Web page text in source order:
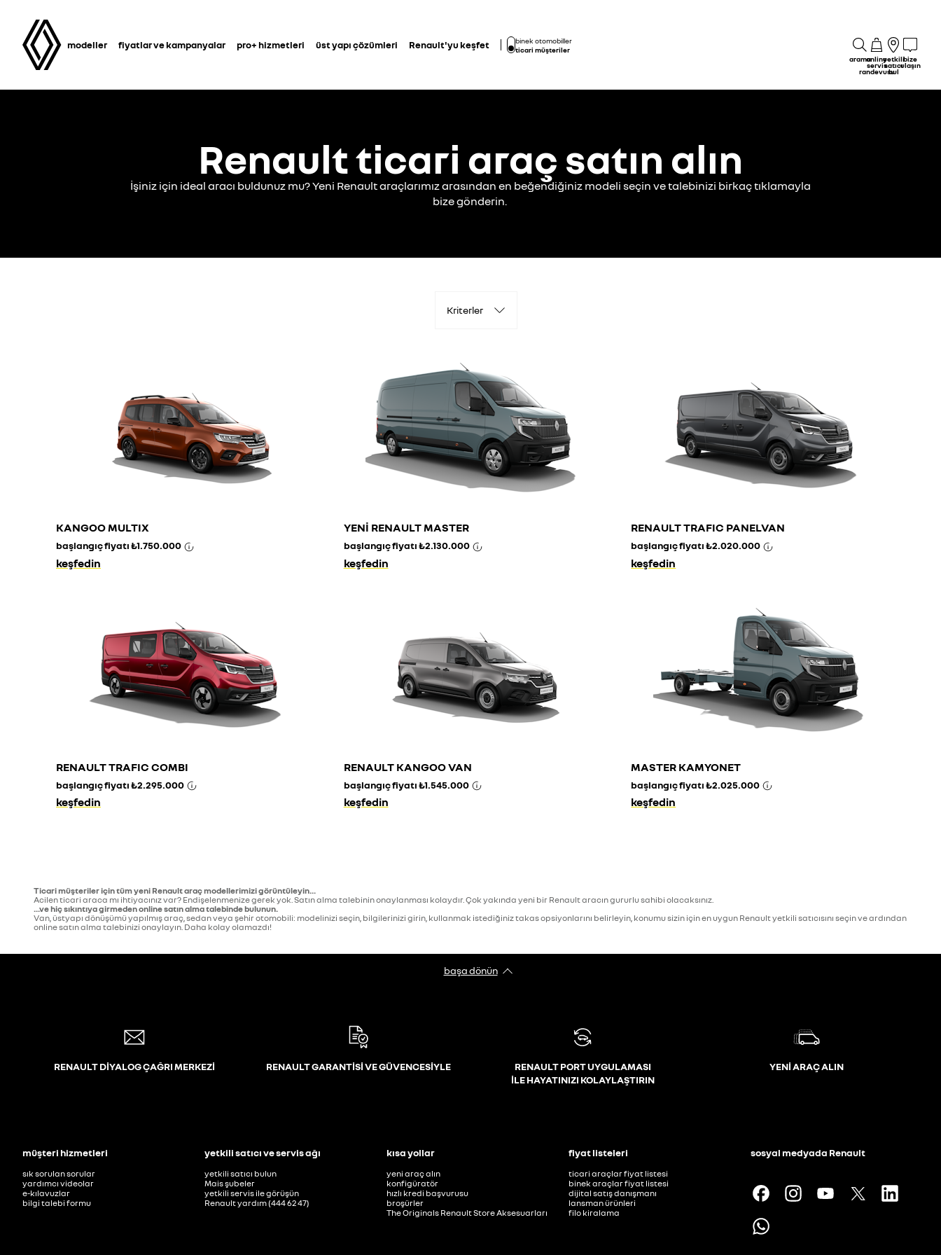
modeller fiyatlar ve kampanyalar pro+ hizmetleri üst yapı çözümleri Renault'yu keşfet
binek otomobiller
ticari müşteriler
aramaonline
servis
randevusu
yetkili
satıcı
bul
bize
ulaşın
Renault ticari araç satın alın
İşiniz için ideal aracı buldunuz mu? Yeni Renault araçlarımız arasından en beğendiğiniz modeli seçin ve talebinizi birkaç tıklamayla
bize gönderin.
Kriterler
KANGOO MULTIX
başlangıç fiyatı₺1.750.000
keşfedin
YENİ RENAULT MASTER
başlangıç fiyatı₺2.130.000
keşfedin
RENAULT TRAFIC PANELVAN
başlangıç fiyatı₺2.020.000
keşfedin
RENAULT TRAFIC COMBI
başlangıç fiyatı₺2.295.000
keşfedin
RENAULT KANGOO VAN
başlangıç fiyatı₺1.545.000
keşfedin
MASTER KAMYONET
başlangıç fiyatı₺2.025.000
keşfedin
Ticari müşteriler için tüm yeni Renault araç modellerimizi görüntüleyin...
Acilen ticari araca mı ihtiyacınız var? Endişelenmenize gerek yok. Satın alma talebinin onaylanması kolaydır. Çok yakında yeni bir Renault aracın gururlu sahibi olacaksınız.
...ve hiç sıkıntıya girmeden online satın alma talebinde bulunun.
Van, üstyapı dönüşümü yapılmış araç, sedan veya şehir otomobili: modelinizi seçin, bilgilerinizi girin, kullanmak istediğiniz takas opsiyonlarını belirleyin, konumu sizin için en uygun Renault yetkili satıcısını seçin ve ardından
online satın alma talebinizi onaylayın. Daha kolay olamazdı!
başa dönün
RENAULT DİYALOG ÇAĞRI MERKEZİ RENAULT GARANTİSİ VE GÜVENCESİYLE
RENAULT PORT UYGULAMASI
İLE HAYATINIZI KOLAYLAŞTIRIN
YENİ ARAÇ ALIN
müşteri hizmetleri
sık sorulan sorular
yardımcı videolar
e-kılavuzlar
bilgi talebi formu
yetkili satıcı ve servis ağı
yetkili satıcı bulun
Mais şubeler
yetkili servis ile görüşün
Renault yardım (444 62 47)
kısa yollar
yeni araç alın
konfigüratör
hızlı kredi başvurusu
broşürler
The Originals Renault Store Aksesuarları
fiyat listeleri
ticari araçlar fiyat listesi
binek araçlar fiyat listesi
dijital satış danışmanı
lansman ürünleri
filo kiralama
sosyal medyada Renault